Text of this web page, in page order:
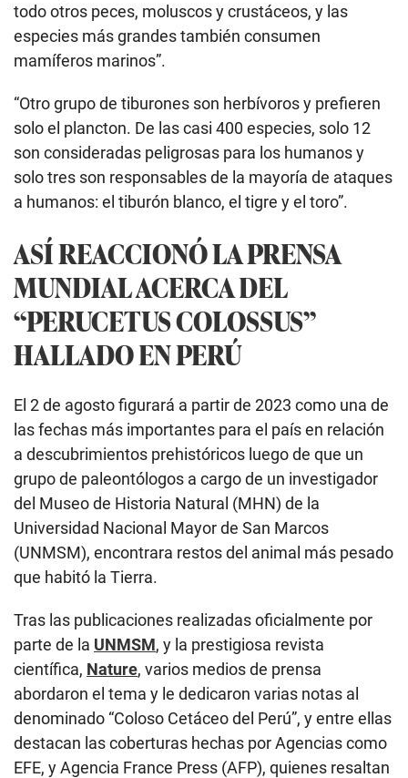
todo otros peces, moluscos y crustáceos, y las
especies más grandes también consumen
mamíferos marinos”.
“Otro grupo de tiburones son herbívoros y prefieren
solo el plancton. De las casi 400 especies, solo 12
son consideradas peligrosas para los humanos y
solo tres son responsables de la mayoría de ataques
a humanos: el tiburón blanco, el tigre y el toro”.
ASÍ REACCIONÓ LA PRENSA
MUNDIAL ACERCA DEL
“PERUCETUS COLOSSUS”
HALLADO EN PERÚ
El 2 de agosto figurará a partir de 2023 como una de
las fechas más importantes para el país en relación
a descubrimientos prehistóricos luego de que un
grupo de paleontólogos a cargo de un investigador
del Museo de Historia Natural (MHN) de la
Universidad Nacional Mayor de San Marcos
(UNMSM), encontrara restos del animal más pesado
que habitó la Tierra.
Tras las publicaciones realizadas oficialmente por
parte de la UNMSM, y la prestigiosa revista
científica, Nature, varios medios de prensa
abordaron el tema y le dedicaron varias notas al
denominado “Coloso Cetáceo del Perú”, y entre ellas
destacan las coberturas hechas por Agencias como
EFE, y Agencia France Press (AFP), quienes resaltan